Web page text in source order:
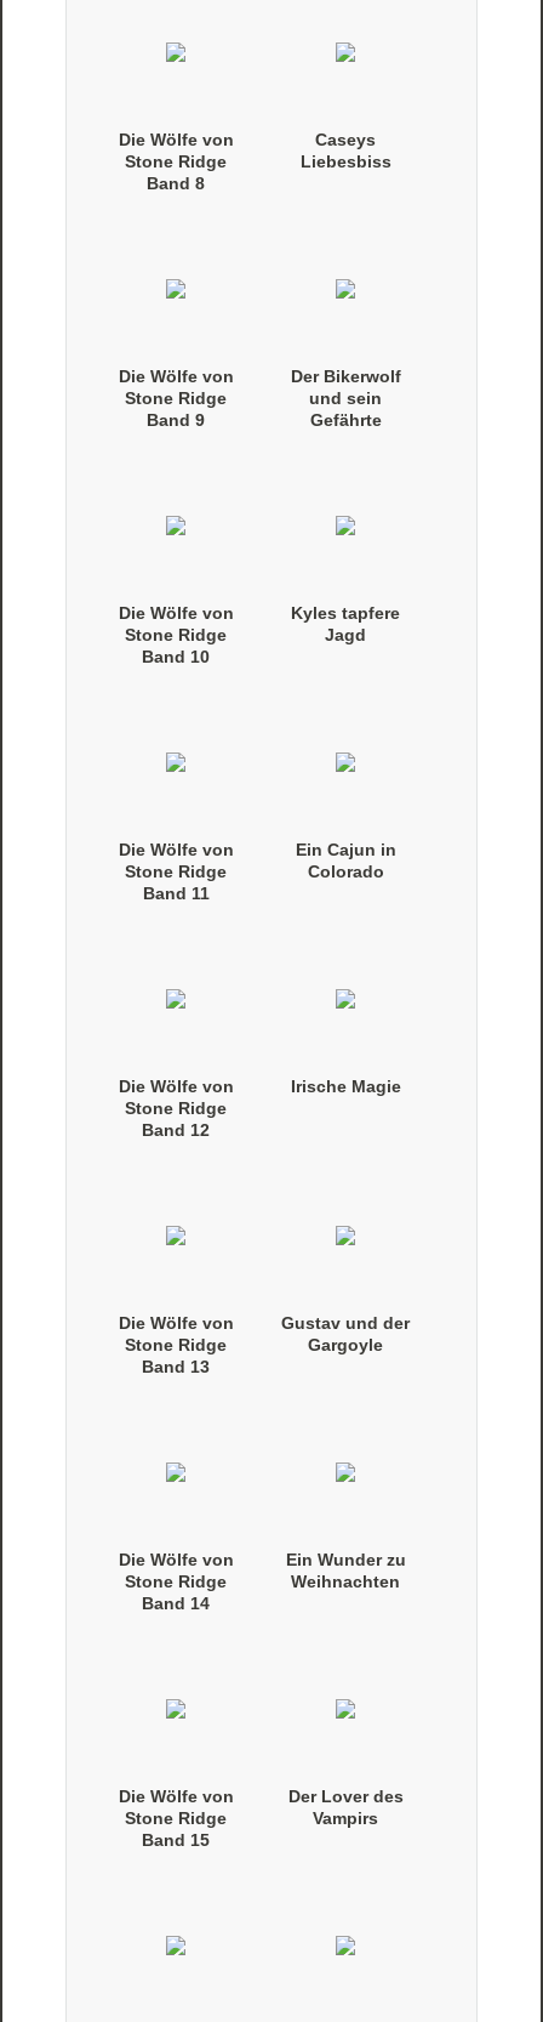
Die Wölfe von
Stone Ridge
Band 8
Caseys
Liebesbiss
Die Wölfe von
Stone Ridge
Band 9
Der Bikerwolf
und sein
Gefährte
Die Wölfe von
Stone Ridge
Band 10
Kyles tapfere
Jagd
Die Wölfe von
Stone Ridge
Band 11
Ein Cajun in
Colorado
Die Wölfe von
Stone Ridge
Band 12
Irische Magie
Die Wölfe von
Stone Ridge
Band 13
Gustav und der
Gargoyle
Die Wölfe von
Stone Ridge
Band 14
Ein Wunder zu
Weihnachten
Die Wölfe von
Stone Ridge
Band 15
Der Lover des
Vampirs